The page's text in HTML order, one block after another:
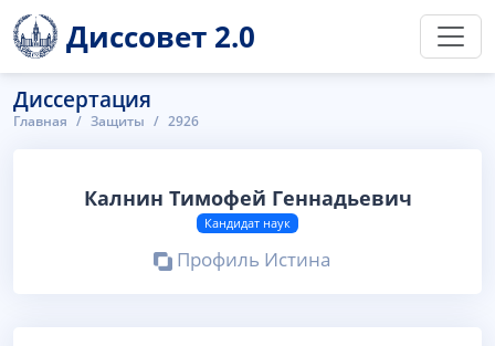
Диссовет 2.0
Диссертация
Главная Защиты 2926
Калнин Тимофей Геннадьевич
Кандидат наук
Профиль Истина